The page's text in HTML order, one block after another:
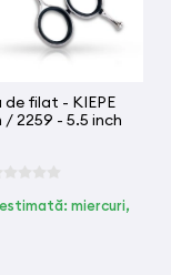
filat - KIEPE
2259 - 5.5 inch
miercuri,